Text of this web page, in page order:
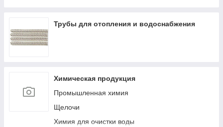
Низковольтное оборудование
Трубы для отопления и водоснабжения
Химическая продукция
Промышленная химия
Щелочи
Химия для очистки воды